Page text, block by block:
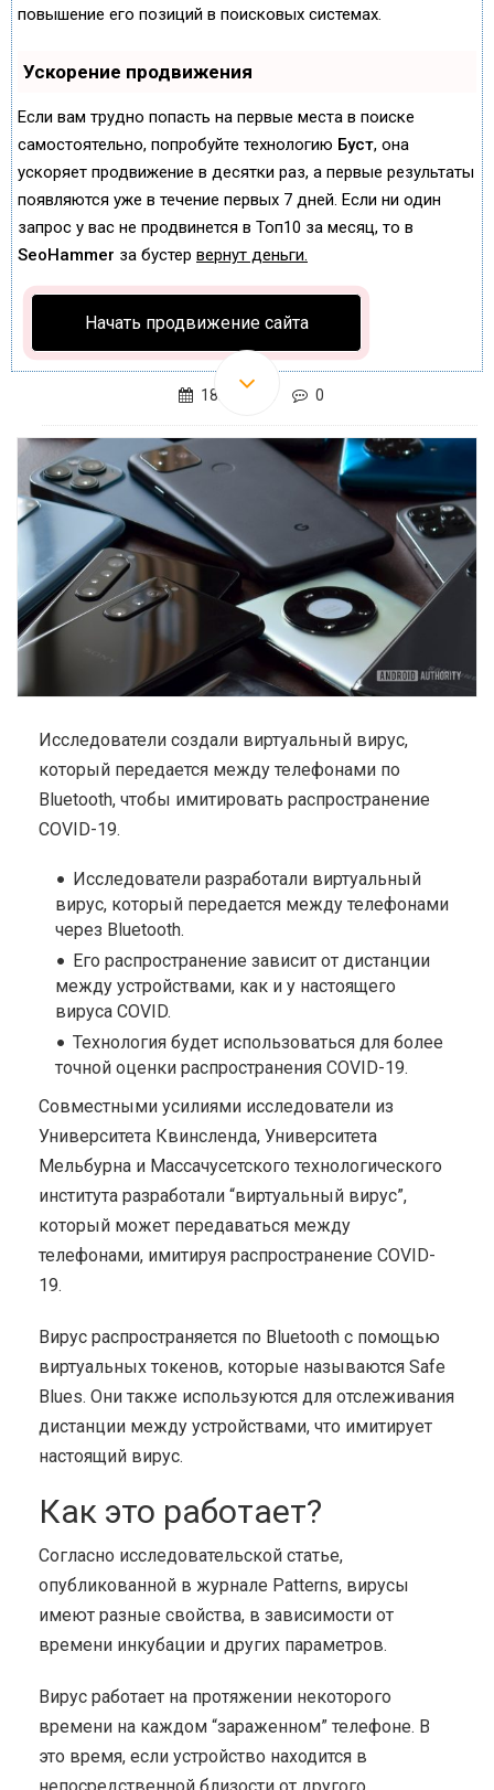
повышение его позиций в поисковых системах.
Ускорение продвижения
Если вам трудно попасть на первые места в поиске
самостоятельно, попробуйте технологию Буст, она
ускоряет продвижение в десятки раз, а первые результаты
появляются уже в течение первых 7 дней. Если ни один
запрос у вас не продвинется в Топ10 за месяц, то в
SeoHammer за бустер вернут деньги.
Начать продвижение сайта
18.03.2021 0
Исследователи создали виртуальный вирус,
который передается между телефонами по
Bluetooth, чтобы имитировать распространение
COVID-19.
Исследователи разработали виртуальный
вирус, который передается между телефонами
через Bluetooth.
Его распространение зависит от дистанции
между устройствами, как и у настоящего
вируса COVID.
Технология будет использоваться для более
точной оценки распространения COVID-19.
Совместными усилиями исследователи из
Университета Квинсленда, Университета
Мельбурна и Массачусетского технологического
института разработали “виртуальный вирус”,
который может передаваться между
телефонами, имитируя распространение COVID-
19.
Вирус распространяется по Bluetooth с помощью
виртуальных токенов, которые называются Safe
Blues. Они также используются для отслеживания
дистанции между устройствами, что имитирует
настоящий вирус.
Как это работает?
Согласно исследовательской статье,
опубликованной в журнале Patterns, вирусы
имеют разные свойства, в зависимости от
времени инкубации и других параметров.
Вирус работает на протяжении некоторого
времени на каждом “зараженном” телефоне. В
это время, если устройство находится в